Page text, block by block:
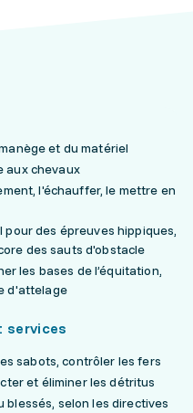
et du matériel
aux chevaux
l'échauffer, le mettre en
des épreuves hippiques,
des sauts d'obstacle
les bases de l’équitation,
d'attelage
services
sabots, contrôler les fers
et éliminer les détritus
blessés, selon les directives